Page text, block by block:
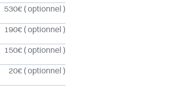
530€ ( optionnel )
190€ ( optionnel )
150€ ( optionnel )
20€ ( optionnel )